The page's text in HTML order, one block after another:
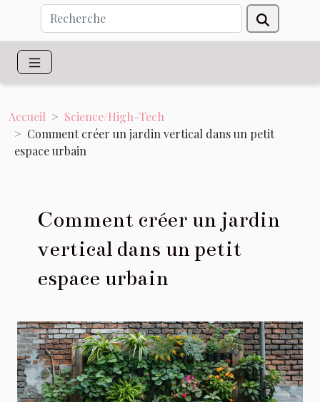
Accueil
Science/High-Tech
Comment créer un jardin vertical dans un petit
espace urbain
Comment créer un jardin
vertical dans un petit
espace urbain